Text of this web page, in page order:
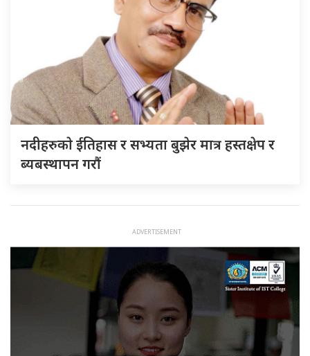
नदीहरुकाे ईतिहास र सभ्यता बुझेर मात्र हस्तक्षेप र
ब्यबस्थापन गराैं